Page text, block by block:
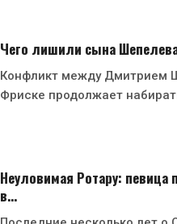
Чего лишили сына
Конфликт между Дмитрием
Фриске продолжает
Неуловимая Ротару: певица
в…